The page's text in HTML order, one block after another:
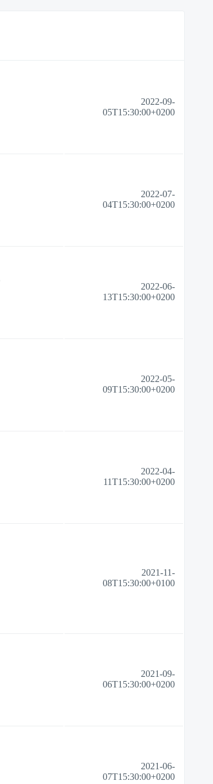
2022-09-
05T15:30:00+0200
2022-07-
04T15:30:00+0200
2022-06-
13T15:30:00+0200
2022-05-
09T15:30:00+0200
2022-04-
11T15:30:00+0200
2021-11-
08T15:30:00+0100
2021-09-
06T15:30:00+0200
2021-06-
07T15:30:00+0200